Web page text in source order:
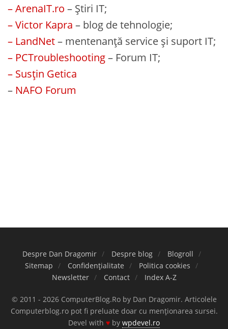
– ArenaIT.ro – Știri IT;
– Victor Kapra – blog de tehnologie;
– LandNet– mentenanță service și suport IT;
– PCTroubleshooting– Forum IT;
– Susțin Getica
– NAFO Forum
Despre Dan Dragomir Despre blog
Blogroll
Sitemap
Confidențialitate
Politica cookies
Newsletter
Contact Index A-Z
© 2011 - 2026 ComputerBlog.Ro by Dan Dragomir. Articolele
Computerblog.ro pot fi preluate doar cu menționarea sursei.
Devel with ♥ by wpdevel.ro